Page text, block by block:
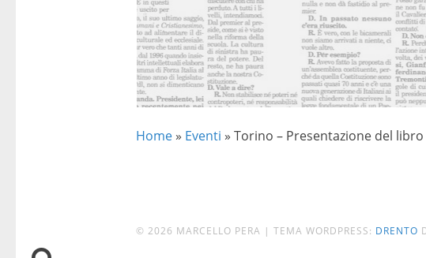
Home » Eventi » Torino – Presentazione del
© 2026 MARCELLO PERA | TEMA WORDPRESS: DRENTO